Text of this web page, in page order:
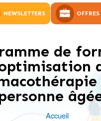
NEWSLETTERS
de
Accueil